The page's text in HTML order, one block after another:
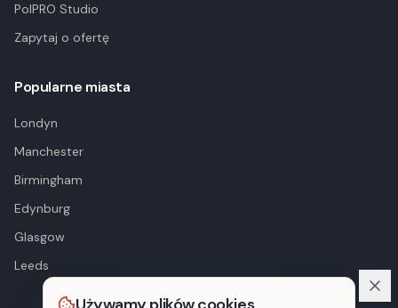
PolPRO Studio
Zapytaj o ofertę
Popularne miasta
Londyn
Manchester
Birmingham
Edynburg
Glasgow
Leeds